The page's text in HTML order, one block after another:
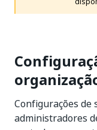
Configurações de
administradores